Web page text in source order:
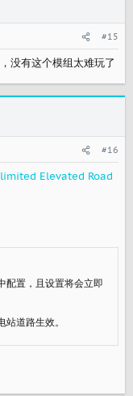
#15
没有这个模组太难玩了
#16
Elevated Road
配置，且设置将会立即
道路生效。